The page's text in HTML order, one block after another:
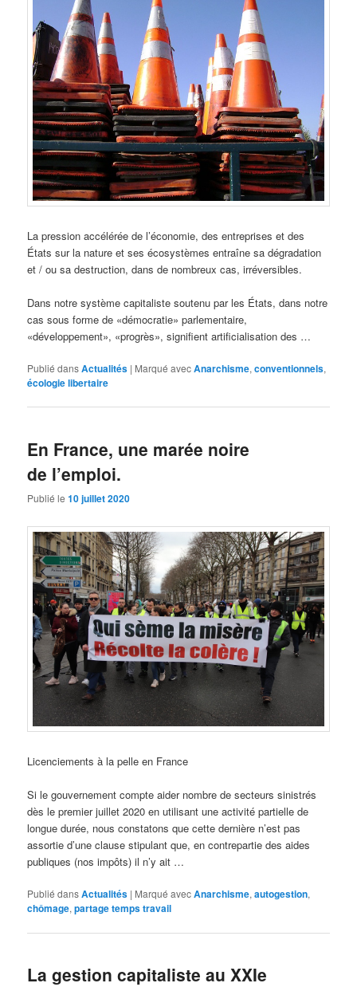
La pression accélérée de l’économie, des entreprises et des
États sur la nature et ses écosystèmes entraîne sa dégradation
et / ou sa destruction, dans de nombreux cas, irréversibles.
Dans notre système capitaliste soutenu par les États, dans notre
cas sous forme de «démocratie» parlementaire,
«développement», «progrès», signifient artificialisation des …
Publié dansActualités | Marqué avecAnarchisme,conventionnels,
écologie libertaire
En France, une marée noire
de l’emploi.
Publié le10 juillet 2020
Licenciements à la pelle en France
Si le gouvernement compte aider nombre de secteurs sinistrés
dès le premier juillet 2020 en utilisant une activité partielle de
longue durée, nous constatons que cette dernière n’est pas
assortie d’une clause stipulant que, en contrepartie des aides
publiques (nos impôts) il n’y ait …
Publié dansActualités | Marqué avecAnarchisme,autogestion,
chômage,partage temps travail
La gestion capitaliste au XXIe